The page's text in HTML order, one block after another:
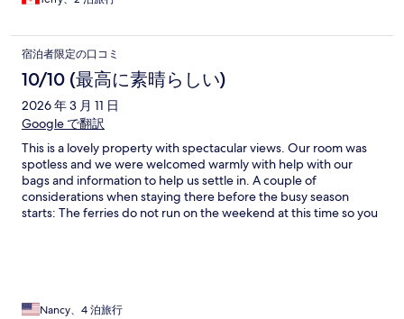
宿泊者限定の口コミ
10/10 (最高に素晴らしい)
2026 年 3 月 11 日
Google で翻訳
This is a lovely property with spectacular views. Our room was
spotless and we were welcomed warmly with help with our
bags and information to help us settle in. A couple of
considerations when staying there before the busy season
starts: The ferries do not run on the weekend at this time so you
Nancy、4 泊旅行